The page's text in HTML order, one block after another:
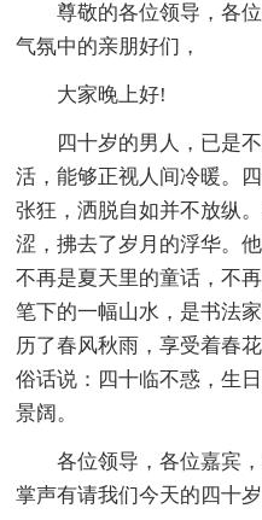
尊敬的各位领导，各
气氛中的亲朋好们，
大家晚上好!
四十岁的男人，已是
活，能够正视人间冷暖。
张狂，洒脱自如并不放纵
涩，拂去了岁月的浮华。
不再是夏天里的童话，不
笔下的一幅山水，是书法
历了春风秋雨，享受着春
俗话说：四十临不惑，生
景阔。
各位领导，各位嘉宾
掌声有请我们今天的四十